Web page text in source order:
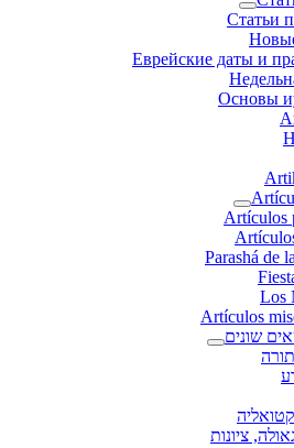
Статьи
Еврейские даты и
Основы
Artículos
Parashá de
Los
Artículos
שונים
ציונות